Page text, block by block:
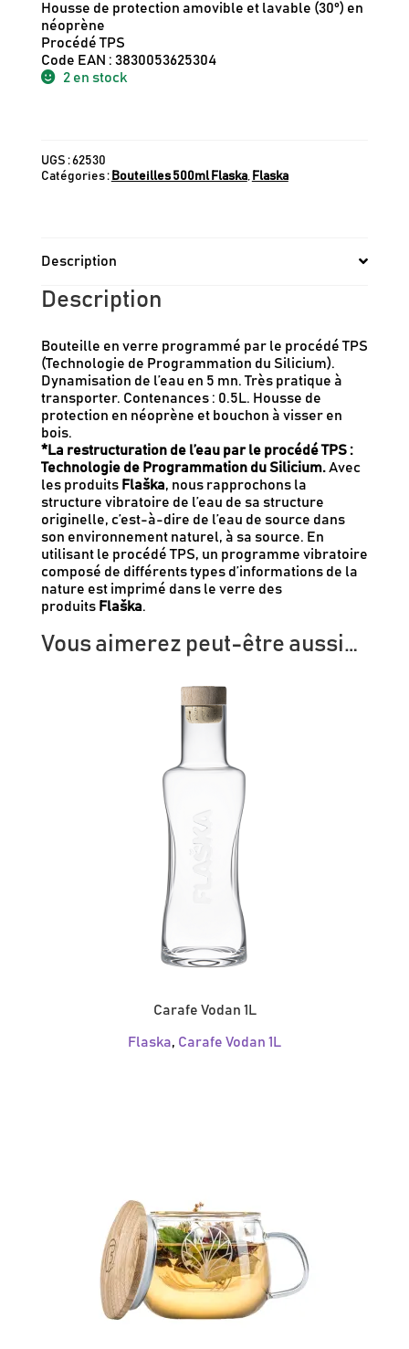
Housse de protection amovible et lavable (30°) en
néoprène
Procédé TPS
Code EAN : 3830053625304
2 en stock
UGS :62530
Catégories : Bouteilles 500ml Flaska, Flaska
Description
Description
Bouteille en verre programmé par le procédé TPS
(Technologie de Programmation du Silicium).
Dynamisation de l’eau en 5 mn. Très pratique à
transporter. Contenances : 0.5L. Housse de
protection en néoprène et bouchon à visser en
bois.
*La restructuration de l’eau par le procédé TPS:
Technologie de Programmation du Silicium.Avec
les produits Flaška, nous rapprochons la
structure vibratoire de l’eau de sa structure
originelle, c’est-à-dire de l’eau de source dans
son environnement naturel, à sa source. En
utilisant le procédé TPS, un programme vibratoire
composé de différents types d’informations de la
nature est imprimé dans le verre des
produits Flaška.
Vous aimerez peut-être aussi…
Carafe Vodan 1L
Flaska, Carafe Vodan 1L